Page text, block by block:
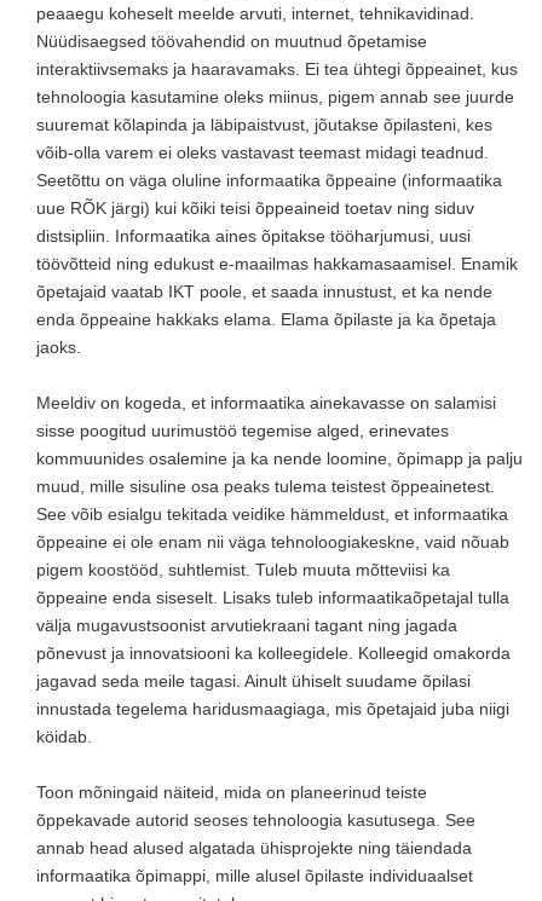
peaaegu koheselt meelde arvuti, internet, tehnikavidinad.
Nüüdisaegsed töövahendid on muutnud õpetamise
interaktiivsemaks ja haaravamaks. Ei tea ühtegi õppeainet, kus
tehnoloogia kasutamine oleks miinus, pigem annab see juurde
suuremat kõlapinda ja läbipaistvust, jõutakse õpilasteni, kes
võib-olla varem ei oleks vastavast teemast midagi teadnud.
Seetõttu on väga oluline informaatika õppeaine (informaatika
uue RÕK järgi) kui kõiki teisi õppeaineid toetav ning siduv
distsipliin. Informaatika aines õpitakse tööharjumusi, uusi
töövõtteid ning edukust e-maailmas hakkamasaamisel. Enamik
õpetajaid vaatab IKT poole, et saada innustust, et ka nende
enda õppeaine hakkaks elama. Elama õpilaste ja ka õpetaja
jaoks.
Meeldiv on kogeda, et informaatika ainekavasse on salamisi
sisse poogitud uurimustöö tegemise alged, erinevates
kommuunides osalemine ja ka nende loomine, õpimapp ja palju
muud, mille sisuline osa peaks tulema teistest õppeainetest.
See võib esialgu tekitada veidike hämmeldust, et informaatika
õppeaine ei ole enam nii väga tehnoloogiakeskne, vaid nõuab
pigem koostööd, suhtlemist. Tuleb muuta mõtteviisi ka
õppeaine enda siseselt. Lisaks tuleb informaatikaõpetajal tulla
välja mugavustsoonist arvutiekraani tagant ning jagada
põnevust ja innovatsiooni ka kolleegidele. Kolleegid omakorda
jagavad seda meile tagasi. Ainult ühiselt suudame õpilasi
innustada tegelema haridusmaagiaga, mis õpetajaid juba niigi
köidab.
Toon mõningaid näiteid, mida on planeerinud teiste
õppekavade autorid seoses tehnoloogia kasutusega. See
annab head alused algatada ühisprojekte ning täiendada
informaatika õpimappi, mille alusel õpilaste individuaalset